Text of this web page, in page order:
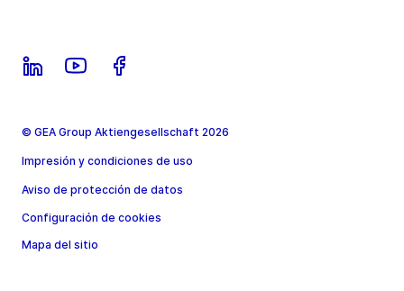
© GEA Group Aktiengesellschaft 2026
Impresión y condiciones de uso
Aviso de protección de datos
Configuración de cookies
Mapa del sitio